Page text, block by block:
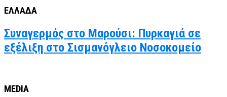
ΕΛΛΑΔΑ
Συναγερμός στο Μαρούσι: Πυρκαγιά σε
εξέλιξη στο Σισμανόγλειο Νοσοκομείο
MEDIA